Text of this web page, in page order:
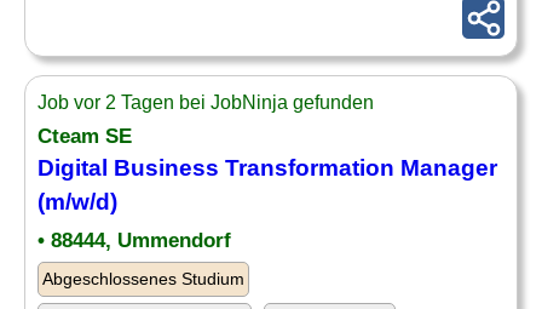
Job vor 2 Tagen bei JobNinja gefunden
Cteam SE
Digital Business Transformation Manager
(m/w/d)
• 88444, Ummendorf
Abgeschlossenes Studium